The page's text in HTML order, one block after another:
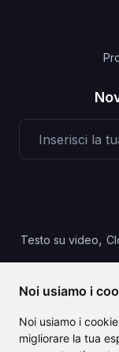
Noi usiamo i
Noi usiamo i
migliorare la tua
Testo su video,